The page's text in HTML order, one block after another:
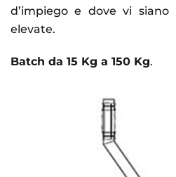
d’impiego e dove vi
elevate.
Batch da 15 Kg a 150 Kg.